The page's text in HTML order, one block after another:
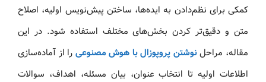
کمکی برای نظم‌دادن به ایده‌ها، ساختن پیش‌نویس اولیه، اصلاح
متن و دقیق‌تر کردن بخش‌های مختلف استفاده شود. در این
مقاله، مراحلنوشتن پروپوزال با هوش مصنوعی را از آماده‌سازی
اطلاعات اولیه تا انتخاب عنوان، بیان مسئله، اهداف، سوالات